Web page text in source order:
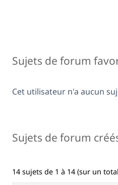
Sujets de forum
Cet utilisateur n'a aucun
Sujets de forum
14 sujets de 1 à 14 (sur un